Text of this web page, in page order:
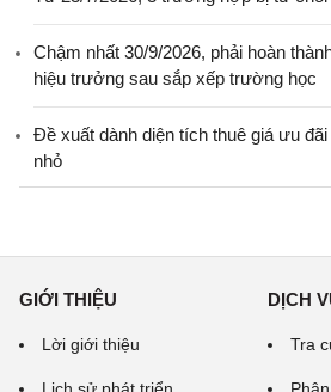
Chậm nhất 30/9/2026, phải hoàn
hiệu trưởng sau sắp xếp trường học
Đề xuất dành diện tích thuê giá ưu
nhỏ
GIỚI THIỆU
Lời giới thiệu
DỊCH
Tra